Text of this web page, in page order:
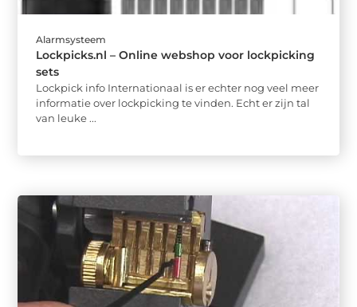
Alarmsysteem
Lockpicks.nl – Online webshop voor lockpicking
sets
Lockpick info Internationaal is er echter nog veel meer
informatie over lockpicking te vinden. Echt er zijn tal
van leuke ...